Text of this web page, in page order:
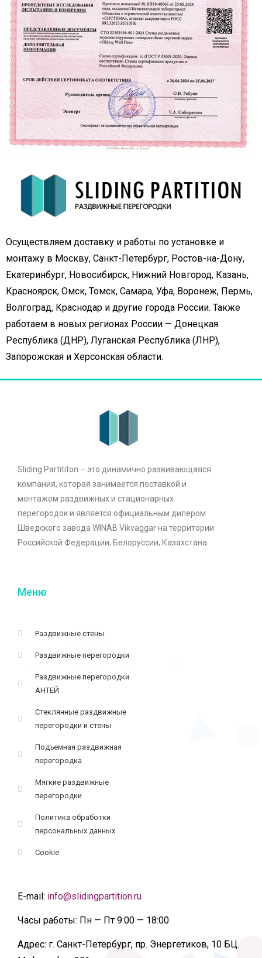
Осуществляем доставку и работы по установке и
монтажу в Москву, Санкт-Петербург, Ростов-на-Дону,
Екатеринбург, Новосибирск, Нижний Новгород, Казань,
Красноярск, Омск, Томск, Самара, Уфа, Воронеж, Пермь,
Волгоград, Краснодар и другие города России. Также
работаем в новых регионах России — Донецкая
Республика (ДНР), Луганская Республика (ЛНР),
Запорожская и Херсонская области.
Sliding Partititon – это динамично развивающаяся
компания, которая занимается поставкой и
монтажом раздвижных и стационарных
перегородок и является официальным дилером
Шведского завода WINAB Vikvaggar на территории
Российской Федерации, Белоруссии, Казахстана.
Меню
Раздвижные стены
Раздвижные перегородки
Раздвижные перегородки
АНТЕЙ
Стеклянные раздвижные
перегородки и стены
Подъемная раздвижная
перегородка
Мягкие раздвижные
перегородки
Политика обработки
персональных данных
Cookie
E-mail: info@slidingpartition.ru
Часы работы: Пн — Пт 9:00 — 18:00
Адрес: г. Санкт-Петербург, пр. Энергетиков, 10 БЦ.